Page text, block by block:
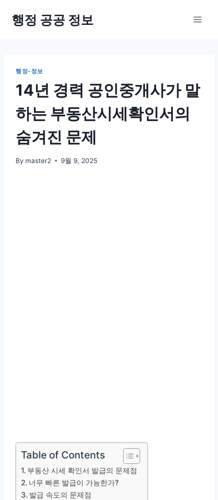
행정 공공 정보
행정-정보
14년 경력 공인중개사가 말
하는 부동산시세확인서의
숨겨진 문제
By master2 9월 9, 2025
Table of Contents
부동산 시세 확인서 발급의 문제점
너무 빠른 발급이 가능한가?
발급 속도의 문제점